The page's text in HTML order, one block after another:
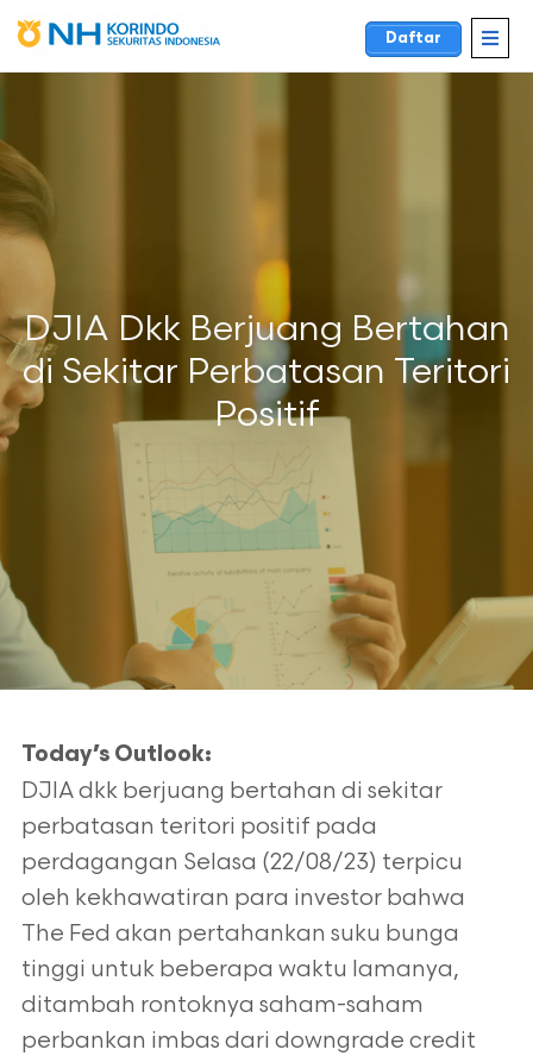
Daftar
DJIA Dkk Berjuang Bertahan
di Sekitar Perbatasan Teritori
Positif
Today’s Outlook:
DJIA dkk berjuang bertahan di sekitar
perbatasan teritori positif pada
perdagangan Selasa (22/08/23) terpicu
oleh kekhawatiran para investor bahwa
The Fed akan pertahankan suku bunga
tinggi untuk beberapa waktu lamanya,
ditambah rontoknya saham-saham
perbankan imbas dari downgrade credit